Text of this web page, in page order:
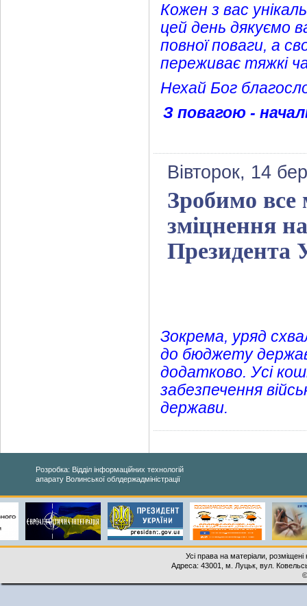
Кожен з вас
цей день дякуємо
повної поваги, а
переживає тяжкі
Нехай Бог
З повагою -
Вівторок, 14
Зробимо
зміцнення
Президента
Зокрема, уряд
до бюджету
додатково. Усі
забезпечення
держави.
Розробка: Відділ інформаційних технологій
апарату Волинської облдержадміністрації
Усі права на матеріали,
Адреса: 43001, м. Луцьк, вул.